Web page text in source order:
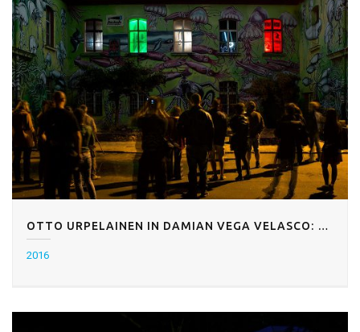
OTTO URPELAINEN IN DAMIAN VEGA VELASCO: PET DOKAZOV POSMRTNEGA ŽIVLJENJA
2016